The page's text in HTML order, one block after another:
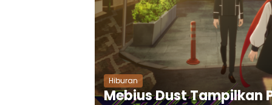
Hiburan
Mebius Dust Tampilkan